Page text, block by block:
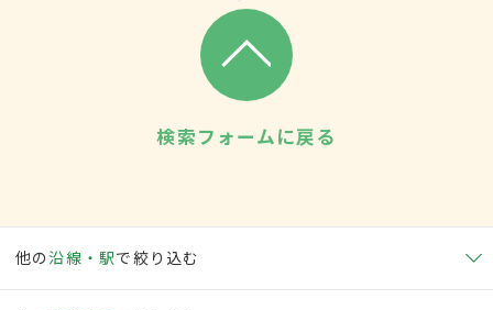
検索フォームに戻る
他の沿線・駅で絞り込む